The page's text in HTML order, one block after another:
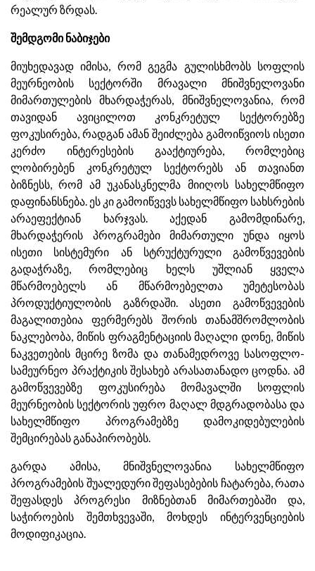
რეალურ ზრდას.
შემდგომი ნაბიჯები
მიუხედავად იმისა, რომ გეგმა გულისხმობს სოფლის
მეურნეობის სექტორში მრავალი მნიშვნელოვანი
მიმართულების მხარდაჭერას, მნიშვნელოვანია, რომ
თავიდან ავიცილოთ კონკრეტულ სექტორებზე
ფოკუსირება, რადგან ამან შეიძლება გამოიწვიოს ისეთი
კერძო ინტერესების გააქტიურება, რომლებიც
ლობირებენ კონკრეტულ სექტორებს ან თავიანთ
ბიზნესს, რომ ამ უკანასკნელმა მიიღოს სახელმწიფო
დაფინანსნება. ეს კი გამოიწვევს სახელმწიფო სახსრების
არაეფექტიან ხარჯვას. აქედან გამომდინარე,
მხარდაჭერის პროგრამები მიმართული უნდა იყოს
ისეთი სისტემური ან სტრუქტურული გამოწვევების
გადაჭრაზე, რომლებიც ხელს უშლიან ყველა
მწარმოებელს ან მწარმოებელთა უმეტესობას
პროდუქტიულობის გაზრდაში. ასეთი გამოწვევების
მაგალითებია ფერმერებს შორის თანამშრომლობის
ნაკლებობა, მიწის ფრაგმენტაციის მაღალი დონე, მიწის
ნაკვეთების მცირე ზომა და თანამედროვე სასოფლო-
სამეურნეო პრაქტიკის შესახებ არასათანადო ცოდნა. ამ
გამოწვევებზე ფოკუსირება მომავალში სოფლის
მეურნეობის სექტორის უფრო მაღალ მდგრადობასა და
სახელმწიფო პროგრამებზე დამოკიდებულების
შემცირებას განაპირობებს.
გარდა ამისა, მნიშვნელოვანია სახელმწიფო
პროგრამების შუალედური შეფასებების ჩატარება, რათა
შეფასდეს პროგრესი მიზნებთან მიმართებაში და,
საჭიროების შემთხვევაში, მოხდეს ინტერვენციების
მოდიფიკაცია.